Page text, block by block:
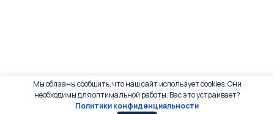
Мы обязаны сообщить, что наш сайт использует cookies. Они
необходимы для оптимальной работы. Вас это устраивает?
Политики конфиденциальности